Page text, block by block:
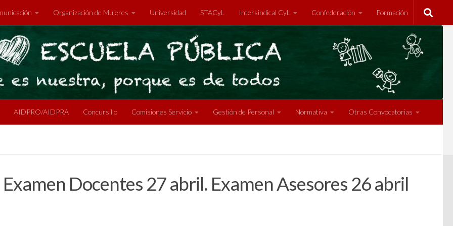
Organización de Mujeres Universidad STACyL Intersindical CyL Confederación Formación
AIDPRO/AIDPRA Concursillo Comisiones Servicio Gestión de Personal Normativa Otras Convocatorias
Docentes 27 abril. Examen Asesores 26 abril